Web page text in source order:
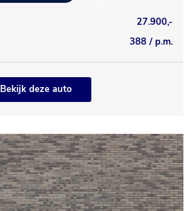
27.900,-
388 / p.m.
Bekijk deze auto